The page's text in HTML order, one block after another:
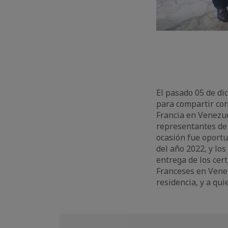
El pasado 05 de
para compartir
Francia en
representantes
ocasión fue
del año 2022, y
entrega de los
Franceses en
residencia, y a